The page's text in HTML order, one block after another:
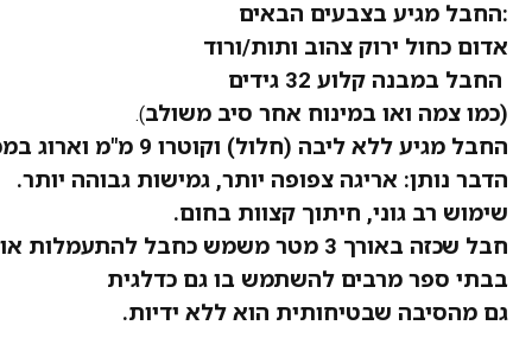
:החבל מגיע בצבעים הבאים
אדום כחול ירוק צהוב ותות/ורוד
החבל במבנה קלוע 32 גידים
(כמו צמה ואו במינוח אחר סיב משולב).
החבל מגיע ללא ליבה (חלול) וקוטרו 9 מ"מ וארוג במכונת 32 ראשים
הדבר נותן: אריגה צפופה יותר, גמישות גבוהה יותר.
שימוש רב גוני, חיתוך קצוות בחום.
חבל שכזה באורך 3 מטר משמש כחבל להתעמלות אומנותית.
בבתי ספר מרבים להשתמש בו גם כדלגית
גם מהסיבה שבטיחותית הוא ללא ידיות.